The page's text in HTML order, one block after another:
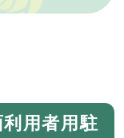
用者用駐